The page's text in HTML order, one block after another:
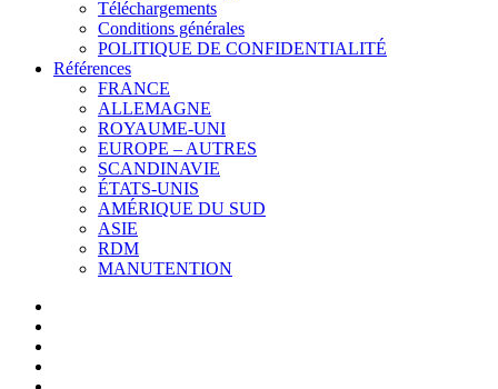
Téléchargements
Conditions générales
POLITIQUE DE CONFIDENTIALITÉ
Références
FRANCE
ALLEMAGNE
ROYAUME-UNI
EUROPE – AUTRES
SCANDINAVIE
ÉTATS-UNIS
AMÉRIQUE DU SUD
ASIE
RDM
MANUTENTION